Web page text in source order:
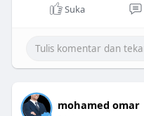
Suka
mohamed omar